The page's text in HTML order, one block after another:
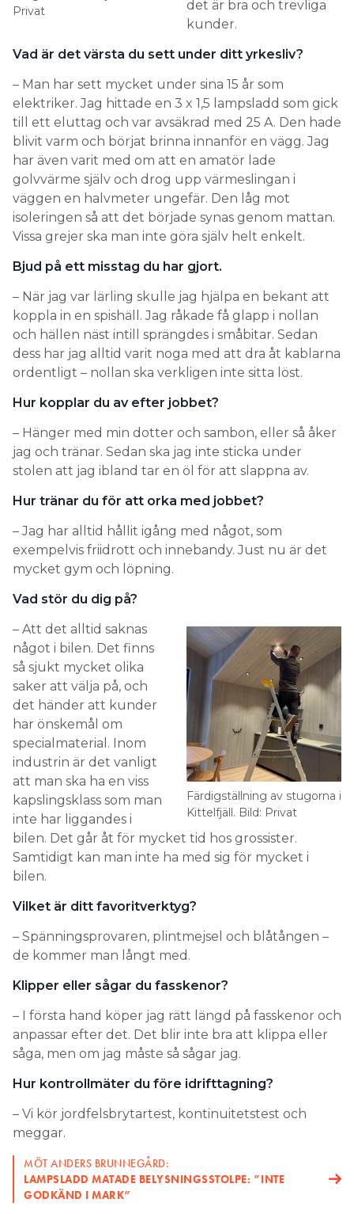
Privat
det är bra och trevliga
kunder.
Vad är det värsta du sett under ditt yrkesliv?
– Man har sett mycket under sina 15 år som
elektriker. Jag hittade en 3 x 1,5 lampsladd som gick
till ett eluttag och var avsäkrad med 25 A. Den hade
blivit varm och börjat brinna innanför en vägg. Jag
har även varit med om att en amatör lade
golvvärme själv och drog upp värmeslingan i
väggen en halvmeter ungefär. Den låg mot
isoleringen så att det började synas genom mattan.
Vissa grejer ska man inte göra själv helt enkelt.
Bjud på ett misstag du har gjort.
– När jag var lärling skulle jag hjälpa en bekant att
koppla in en spishäll. Jag råkade få glapp i nollan
och hällen näst intill sprängdes i småbitar. Sedan
dess har jag alltid varit noga med att dra åt kablarna
ordentligt – nollan ska verkligen inte sitta löst.
Hur kopplar du av efter jobbet?
– Hänger med min dotter och sambon, eller så åker
jag och tränar. Sedan ska jag inte sticka under
stolen att jag ibland tar en öl för att slappna av.
Hur tränar du för att orka med jobbet?
– Jag har alltid hållit igång med något, som
exempelvis friidrott och innebandy. Just nu är det
mycket gym och löpning.
Vad stör du dig på?
Färdigställning av stugorna i
Kittelfjäll. Bild: Privat
– Att det alltid saknas
något i bilen. Det finns
så sjukt mycket olika
saker att välja på, och
det händer att kunder
har önskemål om
specialmaterial. Inom
industrin är det vanligt
att man ska ha en viss
kapslingsklass som man
inte har liggandes i
bilen. Det går åt för mycket tid hos grossister.
Samtidigt kan man inte ha med sig för mycket i
bilen.
Vilket är ditt favoritverktyg?
– Spänningsprovaren, plintmejsel och blåtången –
de kommer man långt med.
Klipper eller sågar du fasskenor?
– I första hand köper jag rätt längd på fasskenor och
anpassar efter det. Det blir inte bra att klippa eller
såga, men om jag måste så sågar jag.
Hur kontrollmäter du före idrifttagning?
– Vi kör jordfelsbrytartest, kontinuitetstest och
meggar.
MÖT ANDERS BRUNNEGÅRD:
LAMPSLADD MATADE BELYSNINGSSTOLPE: ”INTE
GODKÄND I MARK”